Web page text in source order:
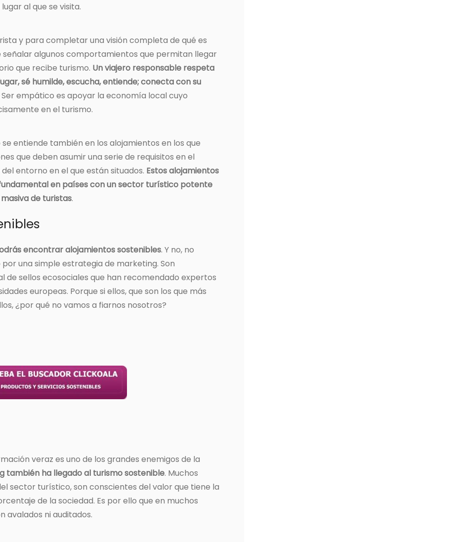
al que se visita.
y para completar una visión completa de qué es
algunos comportamientos que permitan llegar
que recibe turismo. Un viajero responsable respeta
sé humilde, escucha, entiende; conecta con su
Ser empático es apoyar la economía local cuyo
en el turismo.
entiende también en los alojamientos en los que
que deben asumir una serie de requisitos en el
entorno en el que están situados. Estos alojamientos
en países con un sector turístico potente
de turistas.
encontrar alojamientos sostenibles. Y no, no
una simple estrategia de marketing. Son
de sellos ecosociales que han recomendado expertos
europeas. Porque si ellos, que son los que más
¿por qué no vamos a fiarnos nosotros?
veraz es uno de los grandes enemigos de la
también ha llegado al turismo sostenible. Muchos
sector turístico, son conscientes del valor que tiene la
de la sociedad. Es por ello que en muchos
avalados ni auditados.